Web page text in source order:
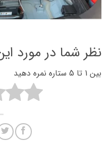
نظر شما در مورد
بین 1 تا 5 ستاره نمره دهید